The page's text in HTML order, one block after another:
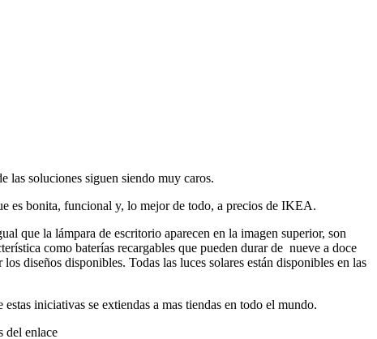
las soluciones siguen siendo muy caros.
es bonita, funcional y, lo mejor de todo, a precios de IKEA.
que la lámpara de escritorio aparecen en la imagen superior, son
como baterías recargables que pueden durar de nueve a doce
diseños disponibles. Todas las luces solares están disponibles en las
iniciativas se extiendas a mas tiendas en todo el mundo.
del enlace